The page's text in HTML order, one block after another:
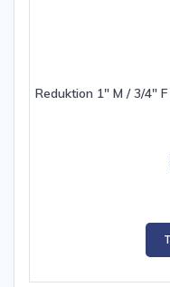
Reduktion 1″ M / 3/4″